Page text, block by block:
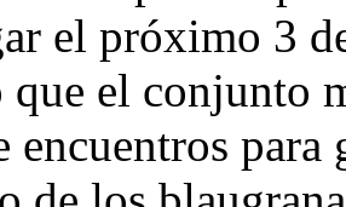
el próximo 3
que el conjunto
encuentros